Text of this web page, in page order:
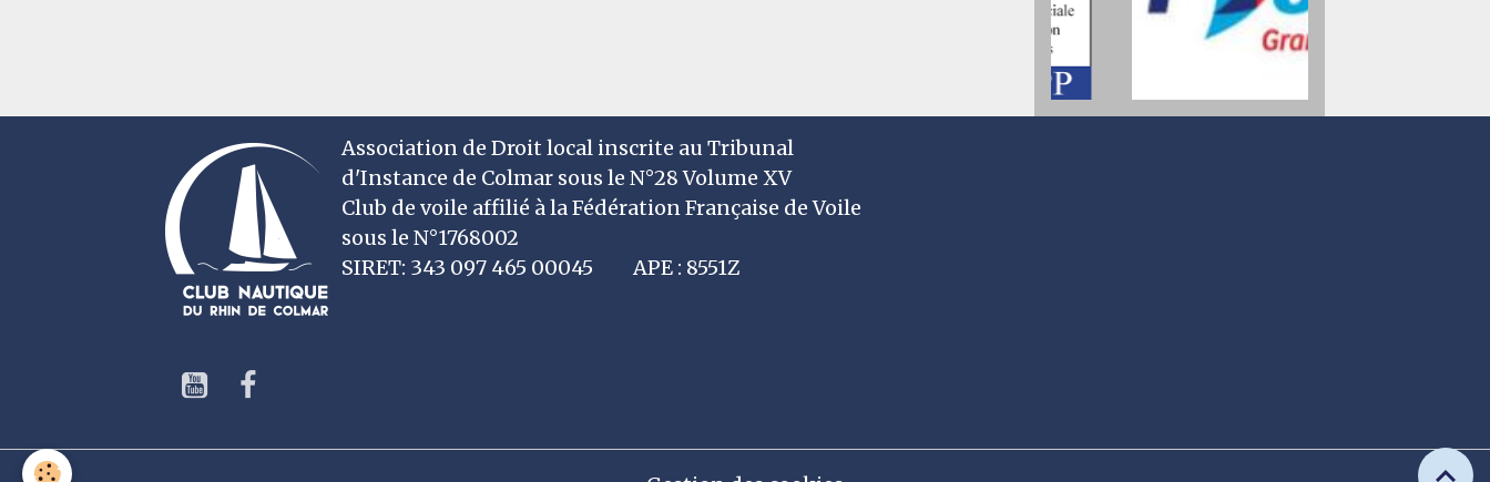
Association de Droit local inscrite au Tribunal
d'Instance de Colmar sous le N°28 Volume XV
Club de voile affilié à la Fédération Française de Voile
sous le N°1768002
SIRET: 343 097 465 00045 APE : 8551Z